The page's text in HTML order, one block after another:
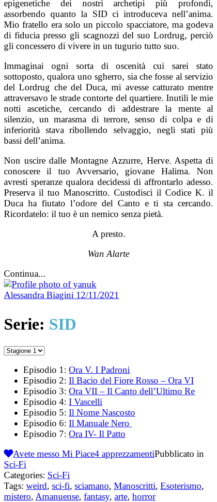
epigenetiche dei nostri archetipi più profondi,
assorbendo quanto la SID ci introduceva nell’anima.
Mio fratello era solo un piccolo spacciatore, ma godeva
di fiducia presso gli scagnozzi del suo Lordrug, perciò
gli concessero di vivere in un tugurio tutto suo.
Immaginai ogni sorta di oscenità cui sarei stato
sottoposto, qualora uno sgherro, sia che fosse al servizio
del Lordrug che del Duca, mi avesse catturato mentre
attraversavo le strade contorte del quartiere. Inutili le mie
notti ascetiche, cercando di addestrare la mente al
silenzio, un marasma di terrore, senso di colpa e di
inferiorità stava ribollendo selvaggio, negli stati più
bassi dell’anima.
Non uscire dalle Montagne Azzurre, Herve. Aspetta di
conoscere il tuo Avversario, giovane Halima. Non
avresti speranze qualora decidessi di affrontarlo adesso.
Preserva il tuo Manoscritto. Custodisci il Codice K. il
Duca ha fiutato l’odore del Canto e ti sta cercando.
Ricordatelo: il tuo è un nemico senza pietà.
A presto.
Wan Alarte
Continua...
Alessandra Biagini 12/11/2021
Serie: SID
Episodio 1: Ora V. I Padroni
Episodio 2: Il Bacio del Fiore Rosso – Ora VI
Episodio 3: Ora VII – Il Canto dell’Ultimo Re
Episodio 4: I Vascelli
Episodio 5: Il Nome Nascosto
Episodio 6: Il Manuale Nero
Episodio 7: Ora IV- Il Patto
Avete messo Mi Piace4 apprezzamentiPubblicato in
Sci-Fi
Categories: Sci-Fi
Tags: weird, sci-fi, sciamano, Manoscritti, Esoterismo,
mistero, Amanuense, fantasy, arte, horror